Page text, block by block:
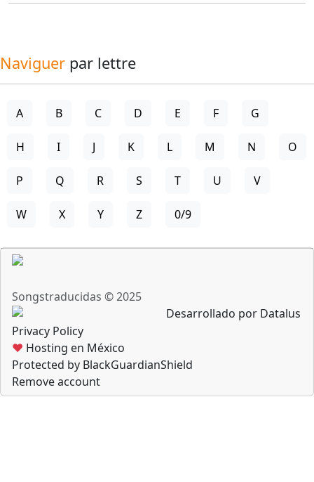
Naviguer par lettre
A B C D E F G
H I J K L M N O
P Q R S T U V
W X Y Z 0/9
Songstraducidas © 2025
Desarrollado por Datalus
Privacy Policy
♥ Hosting en México
Protected by BlackGuardianShield
Remove account